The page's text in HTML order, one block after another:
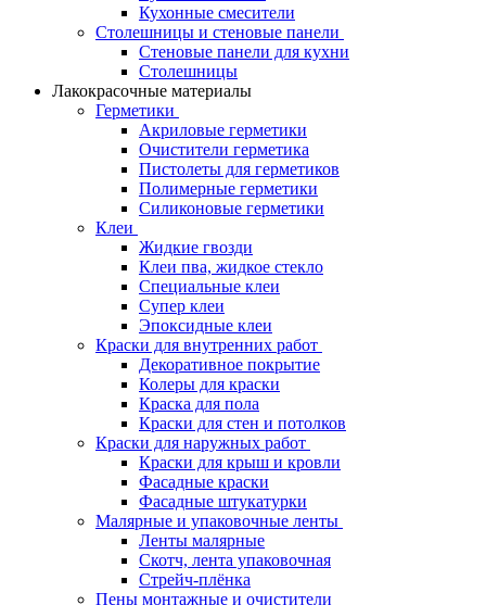
Кухонные смесители
Столешницы и стеновые панели
Стеновые панели для кухни
Столешницы
Лакокрасочные материалы
Герметики
Акриловые герметики
Очистители герметика
Пистолеты для герметиков
Полимерные герметики
Силиконовые герметики
Клеи
Жидкие гвозди
Клеи пва, жидкое стекло
Специальные клеи
Супер клеи
Эпоксидные клеи
Краски для внутренних работ
Декоративное покрытие
Колеры для краски
Краска для пола
Краски для стен и потолков
Краски для наружных работ
Краски для крыш и кровли
Фасадные краски
Фасадные штукатурки
Малярные и упаковочные ленты
Ленты малярные
Скотч, лента упаковочная
Стрейч-плёнка
Пены монтажные и очистители